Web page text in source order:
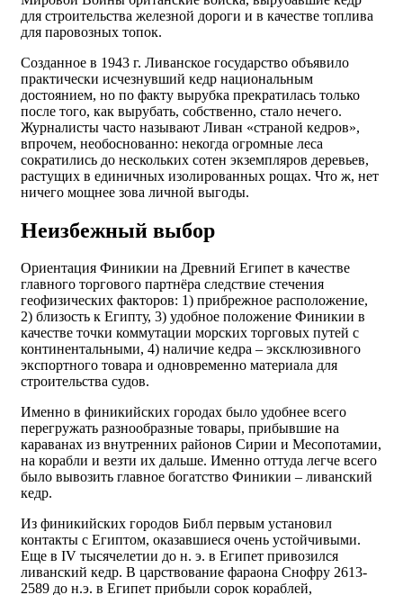
для строительства железной дороги и в качестве топлива
для паровозных топок.
Созданное в 1943 г. Ливанское государство объявило
практически исчезнувший кедр национальным
достоянием, но по факту вырубка прекратилась только
после того, как вырубать, собственно, стало нечего.
Журналисты часто называют Ливан «страной кедров»,
впрочем, необоснованно: некогда огромные леса
сократились до нескольких сотен экземпляров деревьев,
растущих в единичных изолированных рощах. Что ж, нет
ничего мощнее зова личной выгоды.
Неизбежный выбор
Ориентация Финикии на Древний Египет в качестве
главного торгового партнёра следствие стечения
геофизических факторов: 1) прибрежное расположение,
2) близость к Египту, 3) удобное положение Финикии в
качестве точки коммутации морских торговых путей с
континентальными, 4) наличие кедра – эксклюзивного
экспортного товара и одновременно материала для
строительства судов.
Именно в финикийских городах было удобнее всего
перегружать разнообразные товары, прибывшие на
караванах из внутренних районов Сирии и Месопотамии,
на корабли и везти их дальше. Именно оттуда легче всего
было вывозить главное богатство Финикии – ливанский
кедр.
Из финикийских городов Библ первым установил
контакты с Египтом, оказавшиеся очень устойчивыми.
Еще в IV тысячелетии до н. э. в Египет привозился
ливанский кедр. В царствование фараона Снофру 2613-
2589 до н.э. в Египет прибыли сорок кораблей,